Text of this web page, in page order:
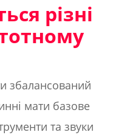
різні
збалансований
мати базове
та звуки